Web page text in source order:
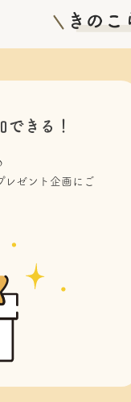
きる！
レゼント企画にご